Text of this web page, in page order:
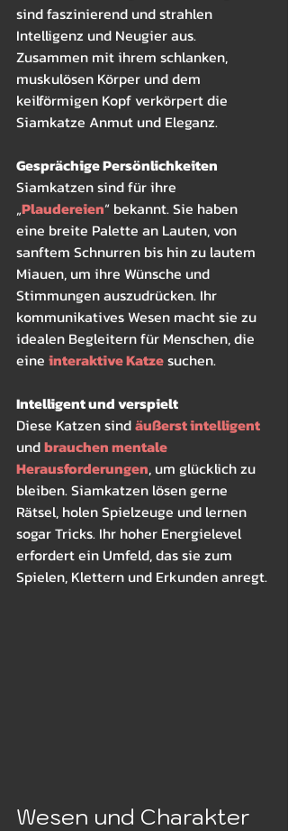
sind faszinierend und strahlen
Intelligenz und Neugier aus.
Zusammen mit ihrem schlanken,
muskulösen Körper und dem
keilförmigen Kopf verkörpert die
Siamkatze Anmut und Eleganz.
Gesprächige Persönlichkeiten
Siamkatzen sind für ihre
„Plaudereien“ bekannt. Sie haben
eine breite Palette an Lauten, von
sanftem Schnurren bis hin zu lautem
Miauen, um ihre Wünsche und
Stimmungen auszudrücken. Ihr
kommunikatives Wesen macht sie zu
idealen Begleitern für Menschen, die
eine interaktive Katze suchen.
Intelligent und verspielt
Diese Katzen sind äußerst intelligent
und brauchen mentale
Herausforderungen, um glücklich zu
bleiben. Siamkatzen lösen gerne
Rätsel, holen Spielzeuge und lernen
sogar Tricks. Ihr hoher Energielevel
erfordert ein Umfeld, das sie zum
Spielen, Klettern und Erkunden anregt.
Wesen und Charakter